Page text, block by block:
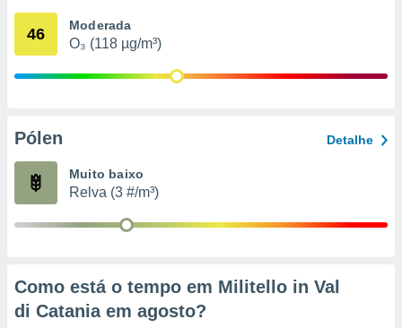
através
estudos
1199
46 Moderada
O₃ (118 µg/m³)
Pólen Detalhe
Muito baixo
Relva (3 #/m³)
Como está o tempo em Militello in Val
di Catania em agosto?